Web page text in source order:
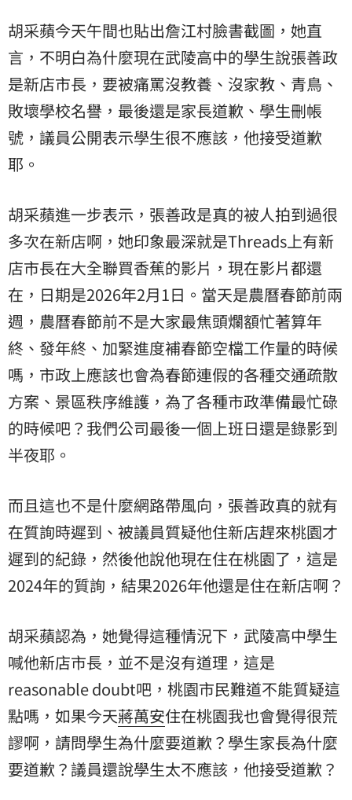
胡采蘋今天午間也貼出詹江村 臉書截圖，她直
言，不明白為什麼現在武陵高中的學生說張善政
是新店市長，要被痛罵沒教養、沒家教、青鳥、
敗壞學校名譽，最後還是家長道歉、學生刪帳
號，議員公開表示學生很不應該，他接受道歉
耶。
胡采蘋進一步表示，張善政是真的被人拍到過很
多次在新店啊，她印象最深就是Threads上有新
店市長在大全聯買香蕉的影片，現在影片都還
在，日期是2026年2月1日。當天是農曆春節前兩
週，農曆春節前不是大家最焦頭爛額忙著算年
終、發年終、加緊進度補春節空檔工作量的時候
嗎，市政上應該也會為春節連假的各種交通疏散
方案、景區秩序維護，為了各種市政準備最忙碌
的時候吧？我們公司最後一個上班日還是錄影到
半夜耶。
而且這也不是什麼網路帶風向，張善政真的就有
在質詢時遲到、被議員質疑他住新店趕來桃園才
遲到的紀錄，然後他說他現在住在桃園了，這是
2024年的質詢，結果2026年他還是住在新店啊？
胡采蘋認為，她覺得這種情況下，武陵高中學生
喊他新店市長，並不是沒有道理，這是
reasonable doubt吧，桃園市民難道不能質疑這
點嗎，如果今天蔣萬安住在桃園我也會覺得很荒
謬啊，請問學生為什麼要道歉？學生家長為什麼
要道歉？議員還說學生太不應該，他接受道歉？